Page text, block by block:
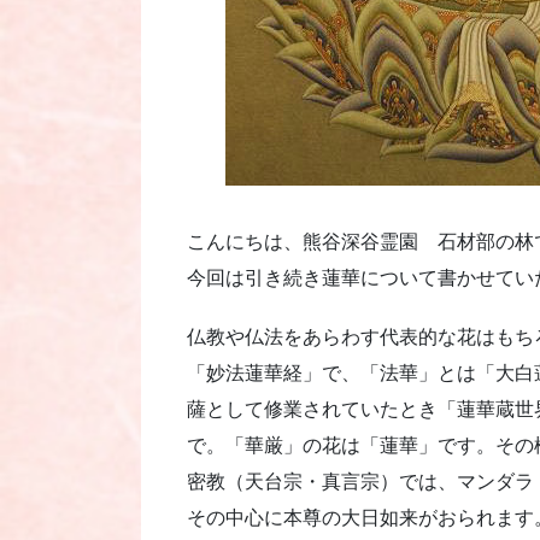
こんにちは、熊谷深谷霊園 石材部の林
今回は引き続き蓮華について書かせて
仏教や仏法をあらわす代表的な花はも
「妙法蓮華経」で、「法華」とは「大
薩として修業されていたとき「蓮華蔵
で。「華厳」の花は「蓮華」です。そ
密教（天台宗・真言宗）では、マンダ
その中心に本尊の大日如来がおられま